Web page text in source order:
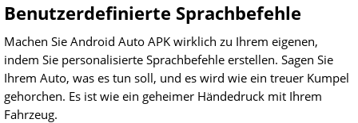
Benutzerdefinierte Sprachbefehle
Machen Sie Android Auto APK wirklich zu Ihrem eigenen,
indem Sie personalisierte Sprachbefehle erstellen. Sagen Sie
Ihrem Auto, was es tun soll, und es wird wie ein treuer Kumpel
gehorchen. Es ist wie ein geheimer Händedruck mit Ihrem
Fahrzeug.